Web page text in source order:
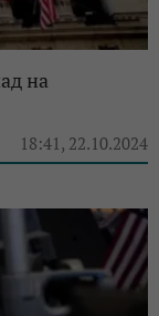
на
18:41, 22.10.2024